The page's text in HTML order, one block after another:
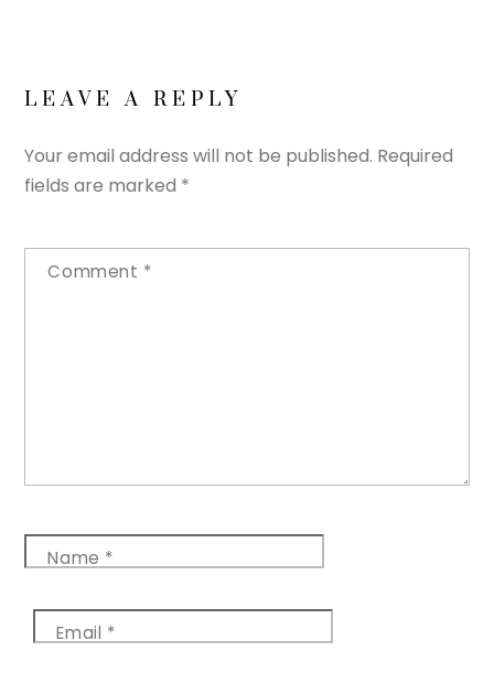
LEAVE A REPLY
Your email address will not be published. Required
fields are marked *
Comment *
Name *
Email *